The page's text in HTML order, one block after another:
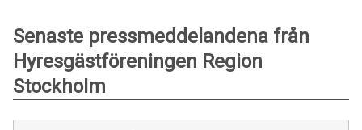
Senaste pressmeddelandena från
Hyresgästföreningen Region
Stockholm